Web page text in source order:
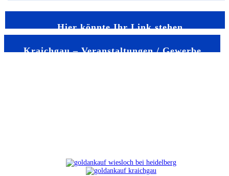
Hier könnte Ihr Link stehen
Kraichgau – Veranstaltungen / Gewerbe